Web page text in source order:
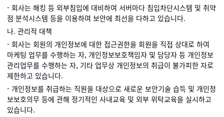
- 회사는 해킹 등 외부침입에 대비하여 서버마다 침입차단시스템 및 취약
점 분석시스템 등을 이용하여 보안에 최선을 다하고 있습니다.
나. 관리적 대책
- 회사는 회원의 개인정보에 대한 접근권한을 회원을 직접 상대로 하여
마케팅 업무를 수행하는 자, 개인정보보호책임자 및 담당자 등 개인정보
관리업무를 수행하는 자, 기타 업무상 개인정보의 취급이 불가피한 자로
제한하고 있습니다.
- 개인정보를 취급하는 직원을 대상으로 새로운 보안기술 습득 및 개인정
보보호의무 등에 관해 정기적인 사내교육 및 외부 위탁교육을 실시하고
있습니다.